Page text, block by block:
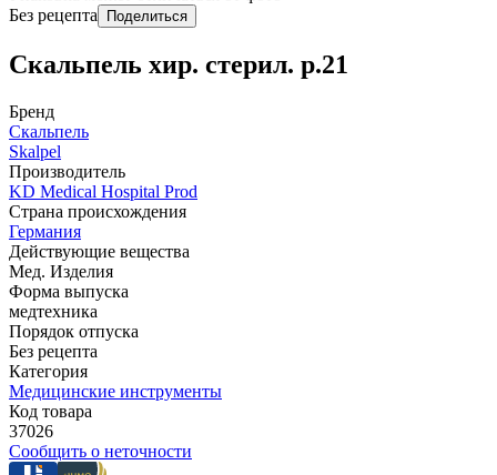
Без рецепта
Поделиться
Скальпель хир. стерил. р.21
Бренд
Скальпель
Skalpel
Производитель
KD Medical Hospital Prod
Страна происхождения
Германия
Действующие вещества
Мед. Изделия
Форма выпуска
медтехника
Порядок отпуска
Без рецепта
Категория
Медицинские инструменты
Код товара
37026
Сообщить о неточности